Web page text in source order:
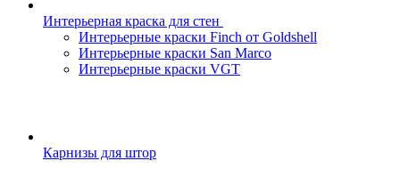
Интерьерная краска для стен
Интерьерные краски Finch от Goldshell
Интерьерные краски San Marco
Интерьерные краски VGT
Карнизы для штор